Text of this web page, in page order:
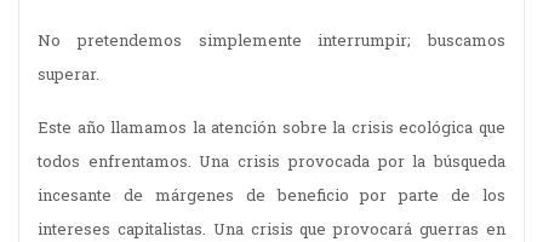
No pretendemos simplemente interrumpir; buscamos
superar.
Este año llamamos la atención sobre la crisis ecológica que
todos enfrentamos. Una crisis provocada por la búsqueda
incesante de márgenes de beneficio por parte de los
intereses capitalistas. Una crisis que provocará guerras en